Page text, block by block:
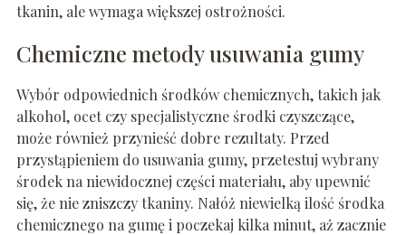
tkanin, ale wymaga większej ostrożności.
Chemiczne metody usuwania gumy
Wybór odpowiednich środków chemicznych, takich jak
alkohol, ocet czy specjalistyczne środki czyszczące,
może również przynieść dobre rezultaty. Przed
przystąpieniem do usuwania gumy, przetestuj wybrany
środek na niewidocznej części materiału, aby upewnić
się, że nie zniszczy tkaniny. Nałóż niewielką ilość środka
chemicznego na gumę i poczekaj kilka minut, aż zacznie